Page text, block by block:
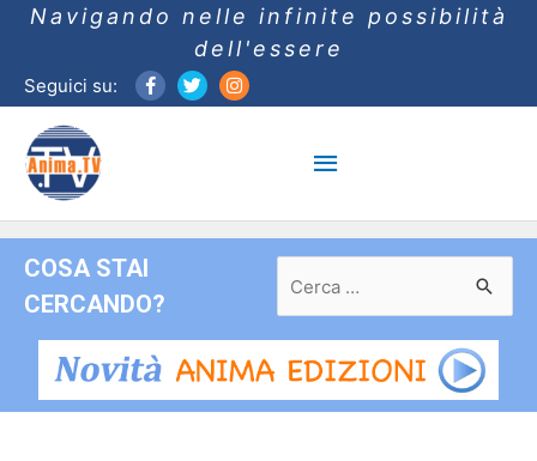
Navigando nelle infinite possibilità
dell'essere
Seguici su:
Menu
principale
COSA STAI
CERCANDO?
per: